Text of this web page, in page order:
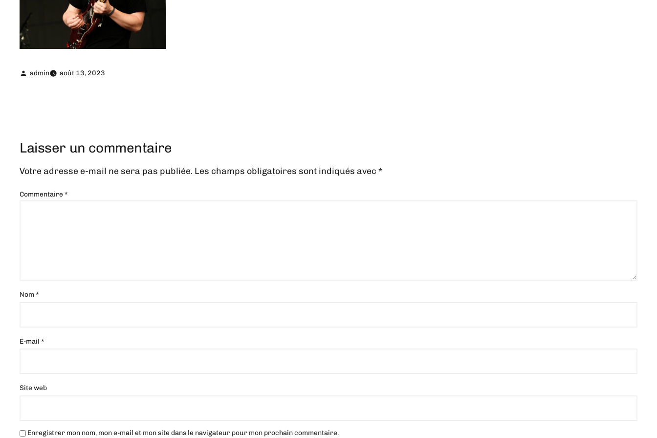
admin août 13, 2023
Laisser un commentaire
Votre adresse e-mail ne sera pas publiée. Les champs obligatoires sont indiqués avec *
Commentaire *
Nom *
E-mail *
Site web
Enregistrer mon nom, mon e-mail et mon site dans le navigateur pour mon prochain commentaire.